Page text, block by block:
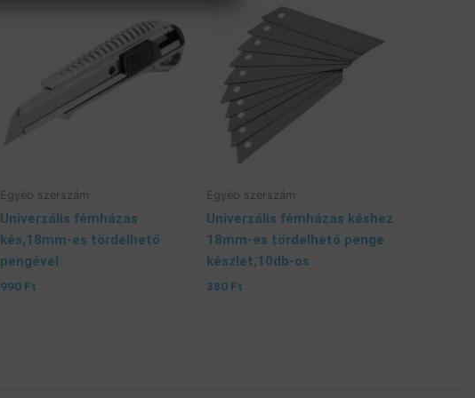
Egyéb szerszám
Univerzális fémházas
kés,18mm-es tördelhető
pengével
990 Ft
Egyéb szerszám
Univerzális fémházas késhez
18mm-es tördelhető penge
készlet,10db-os
380 Ft